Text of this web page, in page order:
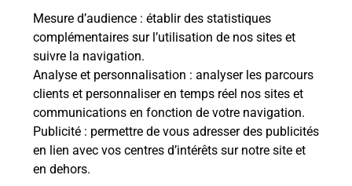
Mesure d’audience : établir des statistiques
complémentaires sur l’utilisation de nos sites et
suivre la navigation.
Analyse et personnalisation : analyser les parcours
clients et personnaliser en temps réel nos sites et
communications en fonction de votre navigation.
Publicité : permettre de vous adresser des publicités
en lien avec vos centres d’intérêts sur notre site et
en dehors.
La Poste
en ligne
Ouvert 24h/24
En savoir plus